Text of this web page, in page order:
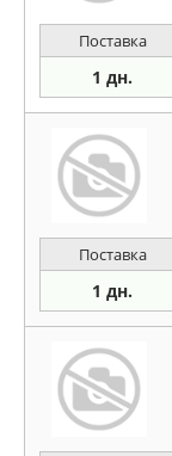
Поставка
1 дн.
Поставка
1 дн.